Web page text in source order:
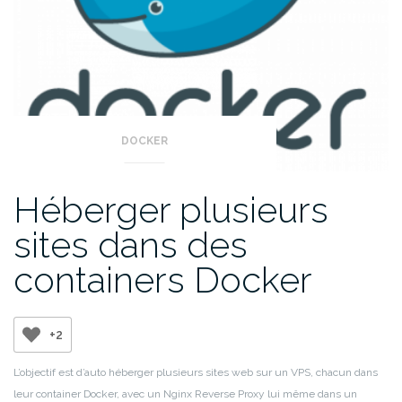
DOCKER
Héberger plusieurs
sites dans des
containers Docker
+2
L’objectif est d’auto héberger plusieurs sites web sur un VPS, chacun dans
leur container Docker, avec un Nginx Reverse Proxy lui même dans un